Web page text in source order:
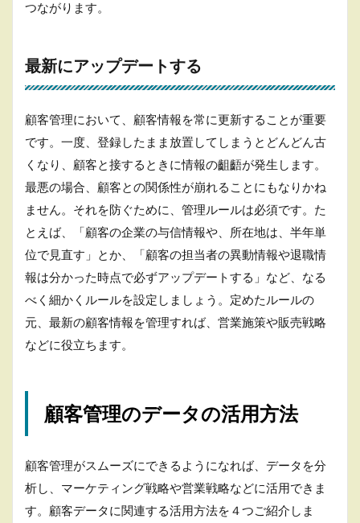
つながります。
最新にアップデートする
顧客管理において、顧客情報を常に更新することが重要
です。一度、登録したまま放置してしまうとどんどん古
くなり、顧客と接するときに情報の齟齬が発生します。
最悪の場合、顧客との関係性が崩れることにもなりかね
ません。それを防ぐために、管理ルールは必須です。た
とえば、「顧客の企業の与信情報や、所在地は、半年単
位で見直す」とか、「顧客の担当者の異動情報や退職情
報は分かった時点で必ずアップデートする」など、なる
べく細かくルールを設定しましょう。定めたルールの
元、最新の顧客情報を管理すれば、営業施策や販売戦略
などに役立ちます。
顧客管理のデータの活用方法
顧客管理がスムーズにできるようになれば、データを分
析し、マーケティング戦略や営業戦略などに活用できま
す。顧客データに関連する活用方法を４つご紹介しま